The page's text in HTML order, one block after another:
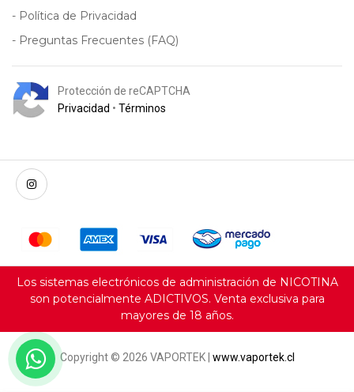
- Política de Privacidad
- Preguntas Frecuentes (FAQ)
Protección de reCAPTCHA
Privacidad • Términos
Los sistemas electrónicos de administración de NICOTINA
son potencialmente ADICTIVOS. Venta exclusiva para
mayores de 18 años.
Copyright © 2026 VAPORTEK | www.vaportek.cl
Servicio al cliente e-commerce